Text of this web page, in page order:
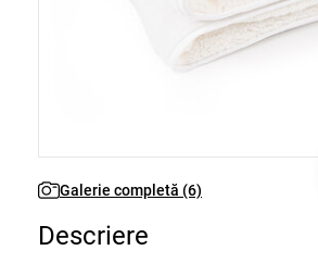
Galerie completă (6)
Descriere